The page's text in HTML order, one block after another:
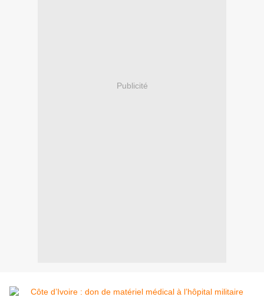
Publicité